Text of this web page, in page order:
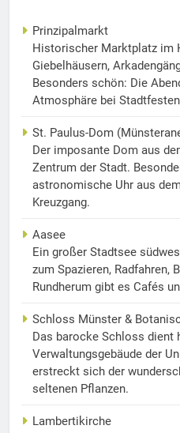
Prinzipalmarkt
Historischer Marktplatz im
Giebelhäusern,
Besonders schön: Die
Atmosphäre bei
St. Paulus-Dom
Der imposante Dom aus
Zentrum der Stadt.
astronomische Uhr aus
Kreuzgang.
Aasee
Ein großer Stadtsee
zum Spazieren, Radfahren,
Rundherum gibt es Cafés
Schloss Münster &
Das barocke Schloss dient
Verwaltungsgebäude der
erstreckt sich der
seltenen Pflanzen.
Lambertikirche